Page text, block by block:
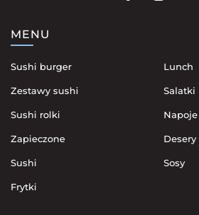
MENU
Sushi burger
Zestawy sushi
Sushi rolki
Zapieczone
Sushi
Frytki
Lunch
Salatki
Napoje
Desery
Sosy